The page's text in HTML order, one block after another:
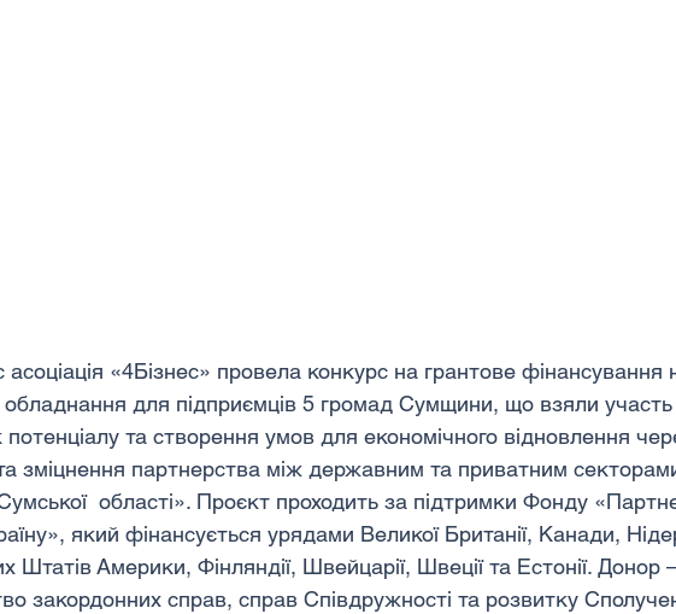
асоціація «4Бізнес» провела конкурс на грантове фінансування
обладнання для підприємців 5 громад Сумщини, що взяли участь
та створення умов для економічного відновлення
зміцнення партнерства між державним та приватним
області». Проєкт проходить за підтримки Фонду
який фінансується урядами Великої Британії, Канади,
Штатів Америки, Фінляндії, Швейцарії, Швеції та Естонії. Донор
закордонних справ, справ Співдружності та розвитку